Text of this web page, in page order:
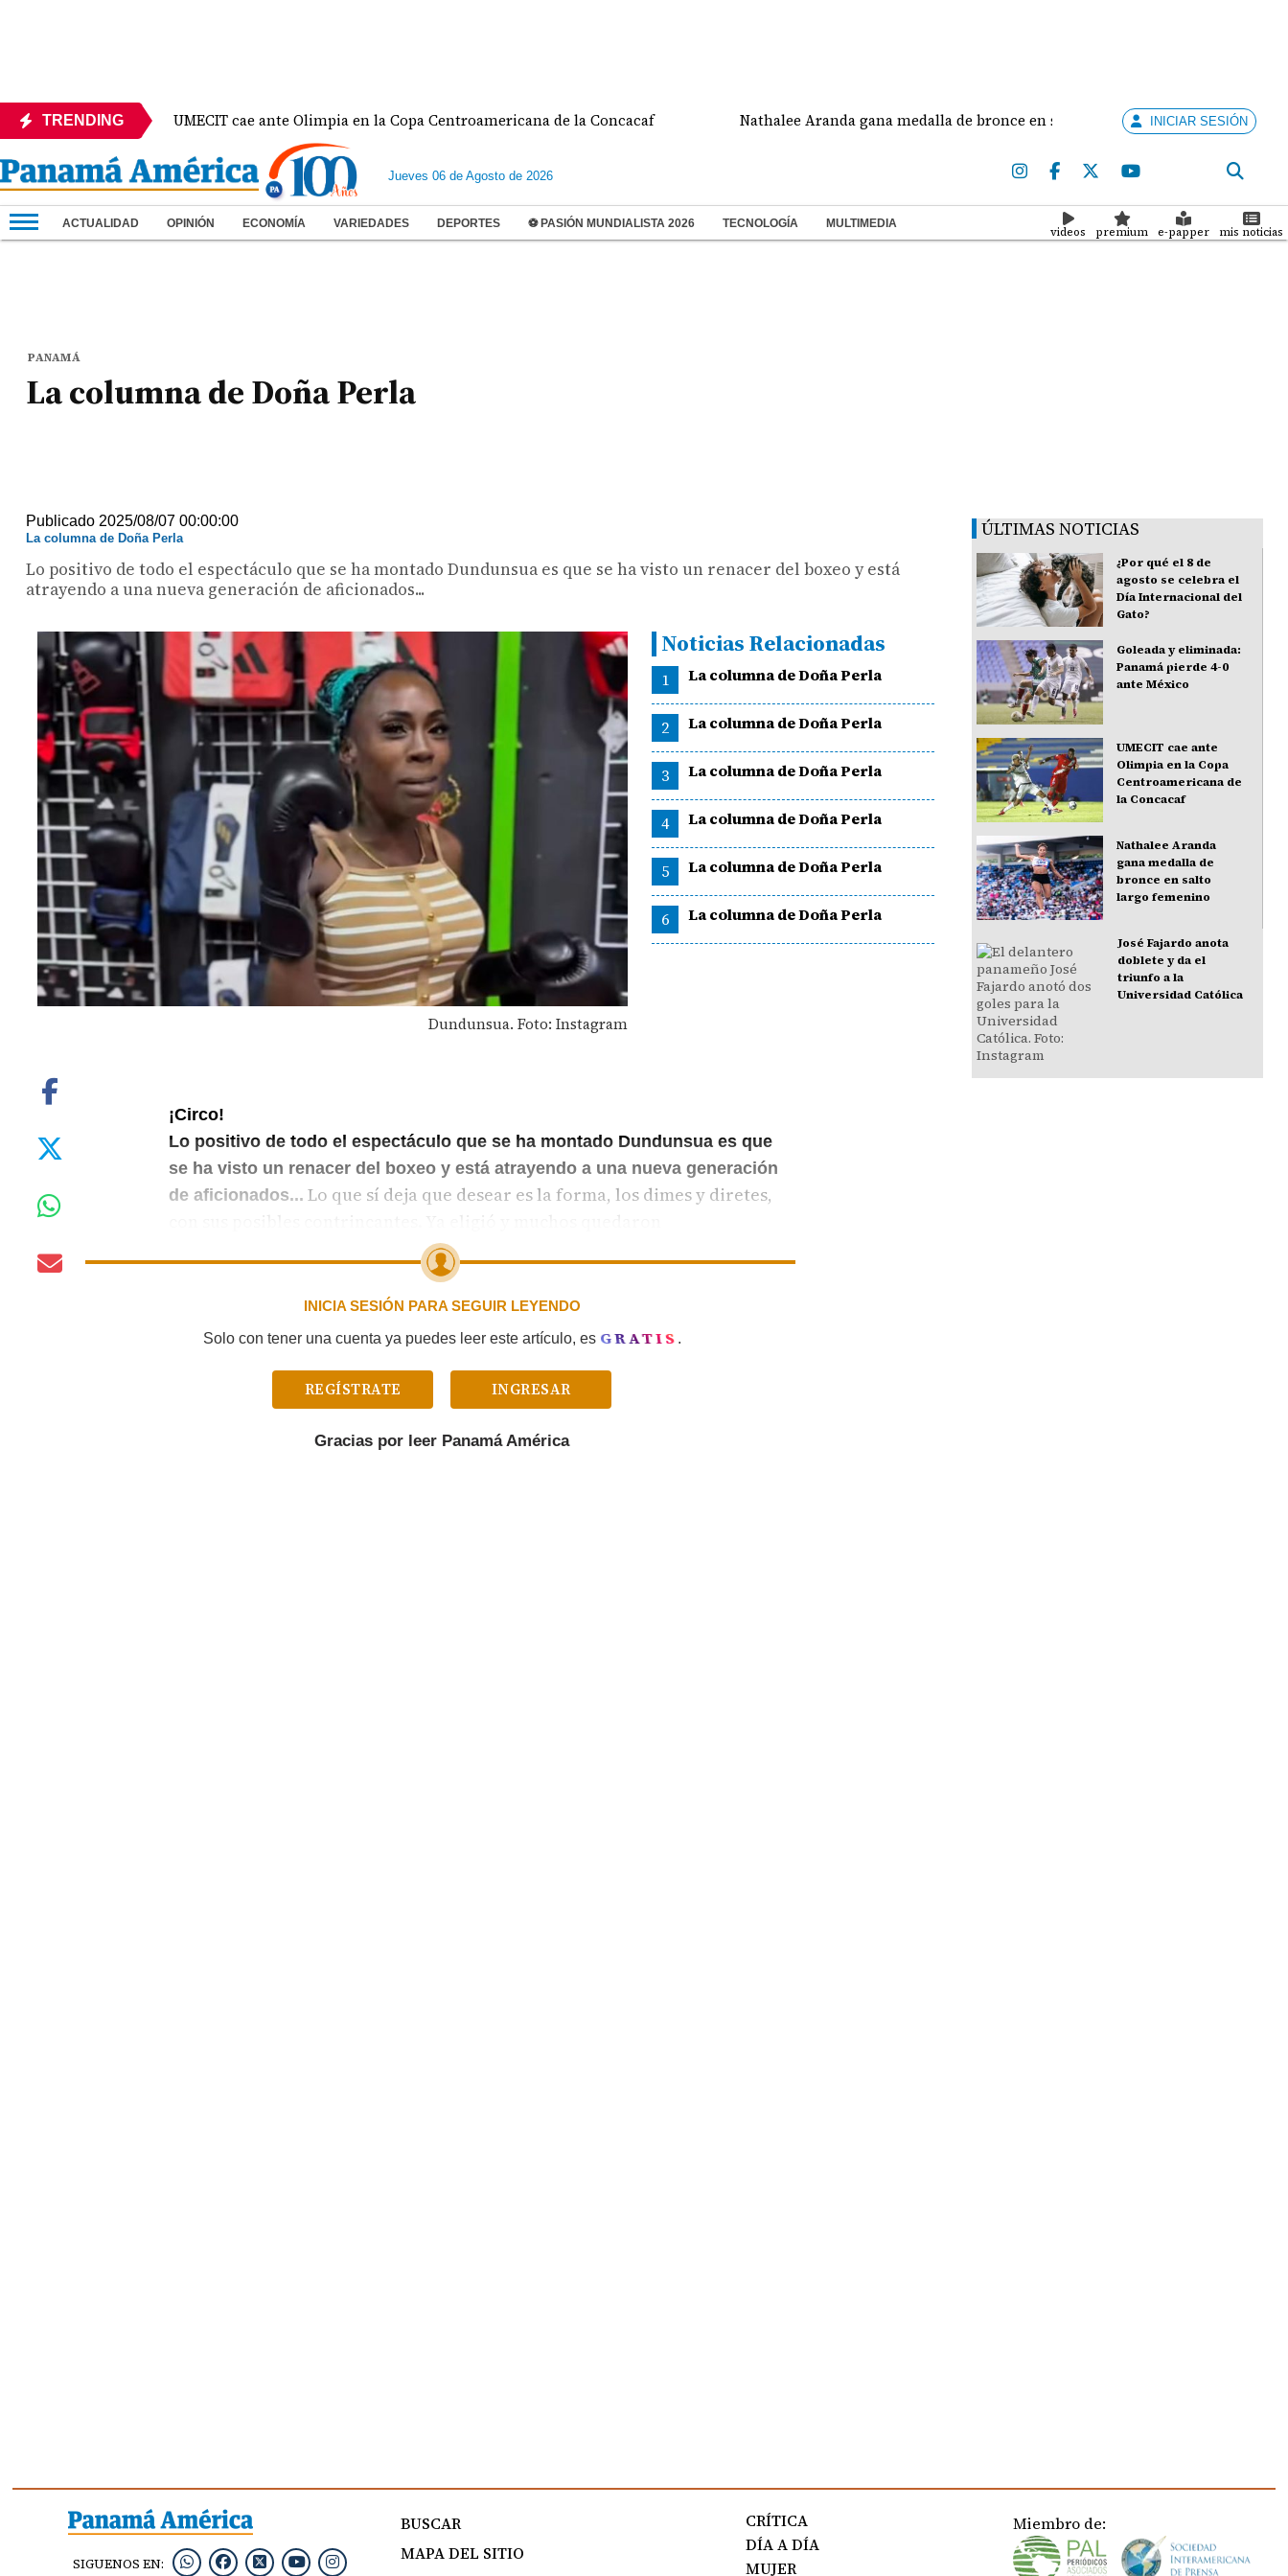
TRENDING
México UMECIT cae ante Olimpia en la Copa Centroamericana de la Concacaf Nathalee Aranda gana medalla de bronce en salto largo femeninoINICIAR SESIÓN
Jueves 06 de Agosto de 2026
ACTUALIDAD OPINIÓN ECONOMÍA VARIEDADES DEPORTES ⚽ PASIÓN MUNDIALISTA 2026 TECNOLOGÍA MULTIMEDIA
videos premium e-papper mis noticias
PANAMÁ
La columna de Doña Perla
Publicado 2025/08/07 00:00:00
La columna de Doña Perla
Lo positivo de todo el espectáculo que se ha montado Dundunsua es que se ha visto un renacer del boxeo y está
atrayendo a una nueva generación de aficionados...
Dundunsua. Foto: Instagram
Noticias Relacionadas
1 La columna de Doña Perla
2 La columna de Doña Perla
3 La columna de Doña Perla
4 La columna de Doña Perla
5 La columna de Doña Perla
6 La columna de Doña Perla
¡Circo!
Lo positivo de todo el espectáculo que se ha montado Dundunsua es que
se ha visto un renacer del boxeo y está atrayendo a una nueva generación
de aficionados... Lo que sí deja que desear es la forma, los dimes y diretes,
decepcionados... como que la “mijita” le agarró frulo a “La Chema”.
INICIA SESIÓN PARA SEGUIR LEYENDO
Solo con tener una cuenta ya puedes leer este artículo, es GRATIS .
REGÍSTRATE INGRESAR
Gracias por leer Panamá América
ÚLTIMAS NOTICIAS
¿Por qué el 8 de
agosto se celebra el
Día Internacional del
Gato?
Goleada y eliminada:
Panamá pierde 4-0
ante México
UMECIT cae ante
Olimpia en la Copa
Centroamericana de
la Concacaf
Nathalee Aranda
gana medalla de
bronce en salto
largo femenino
José Fajardo anota
doblete y da el
triunfo a la
Universidad Católica
SIGUENOS EN:
BUSCAR
MAPA DEL SITIO
CRÍTICA
DÍA A DÍA
MUJER
Miembro de: